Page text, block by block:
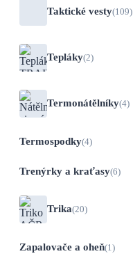
Taktické vesty(109)
Tepláky(2)
Termonátělníky(4)
Termospodky(4)
Trenýrky a kraťasy(6)
Trika(20)
Zapalovače a oheň(1)